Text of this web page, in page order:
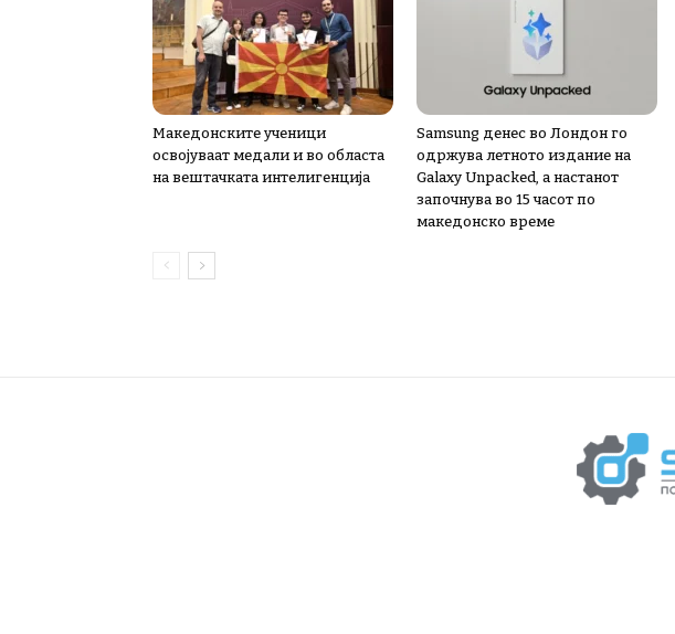
Македонските ученици
освојуваат медали и во областа
на вештачката интелигенција
Samsung денес во Лондон го
одржува летното издание на
Galaxy Unpacked, a настанот
започнува во 15 часот по
македонско време